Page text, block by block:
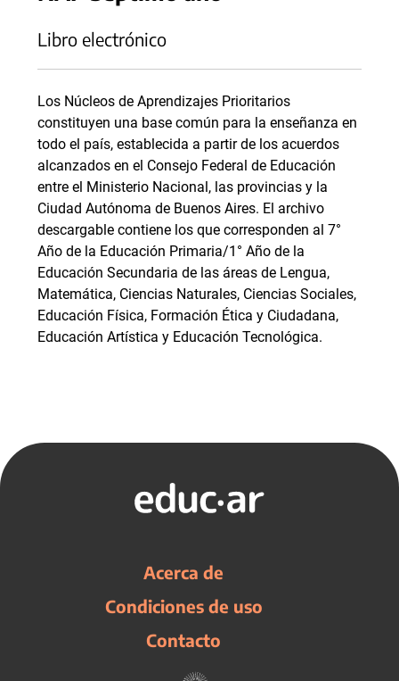
Libro electrónico
Los Núcleos de Aprendizajes Prioritarios
constituyen una base común para la enseñanza en
todo el país, establecida a partir de los acuerdos
alcanzados en el Consejo Federal de Educación
entre el Ministerio Nacional, las provincias y la
Ciudad Autónoma de Buenos Aires. El archivo
descargable contiene los que corresponden al 7°
Año de la Educación Primaria/1° Año de la
Educación Secundaria de las áreas de Lengua,
Matemática, Ciencias Naturales, Ciencias Sociales,
Educación Física, Formación Ética y Ciudadana,
Educación Artística y Educación Tecnológica.
Acerca de
Condiciones de uso
Contacto